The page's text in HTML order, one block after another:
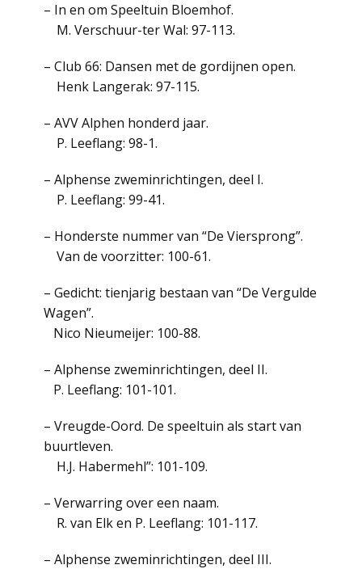
– In en om Speeltuin Bloemhof.
M. Verschuur-ter Wal: 97-113.
– Club 66: Dansen met de gordijnen open.
Henk Langerak: 97-115.
– AVV Alphen honderd jaar.
P. Leeflang: 98-1.
– Alphense zweminrichtingen, deel I.
P. Leeflang: 99-41.
– Honderste nummer van “De Viersprong”.
Van de voorzitter: 100-61.
– Gedicht: tienjarig bestaan van “De Vergulde
Wagen”.
Nico Nieumeijer: 100-88.
– Alphense zweminrichtingen, deel II.
P. Leeflang: 101-101.
– Vreugde-Oord. De speeltuin als start van
buurtleven.
H.J. Habermehl”: 101-109.
– Verwarring over een naam.
R. van Elk en P. Leeflang: 101-117.
– Alphense zweminrichtingen, deel III.